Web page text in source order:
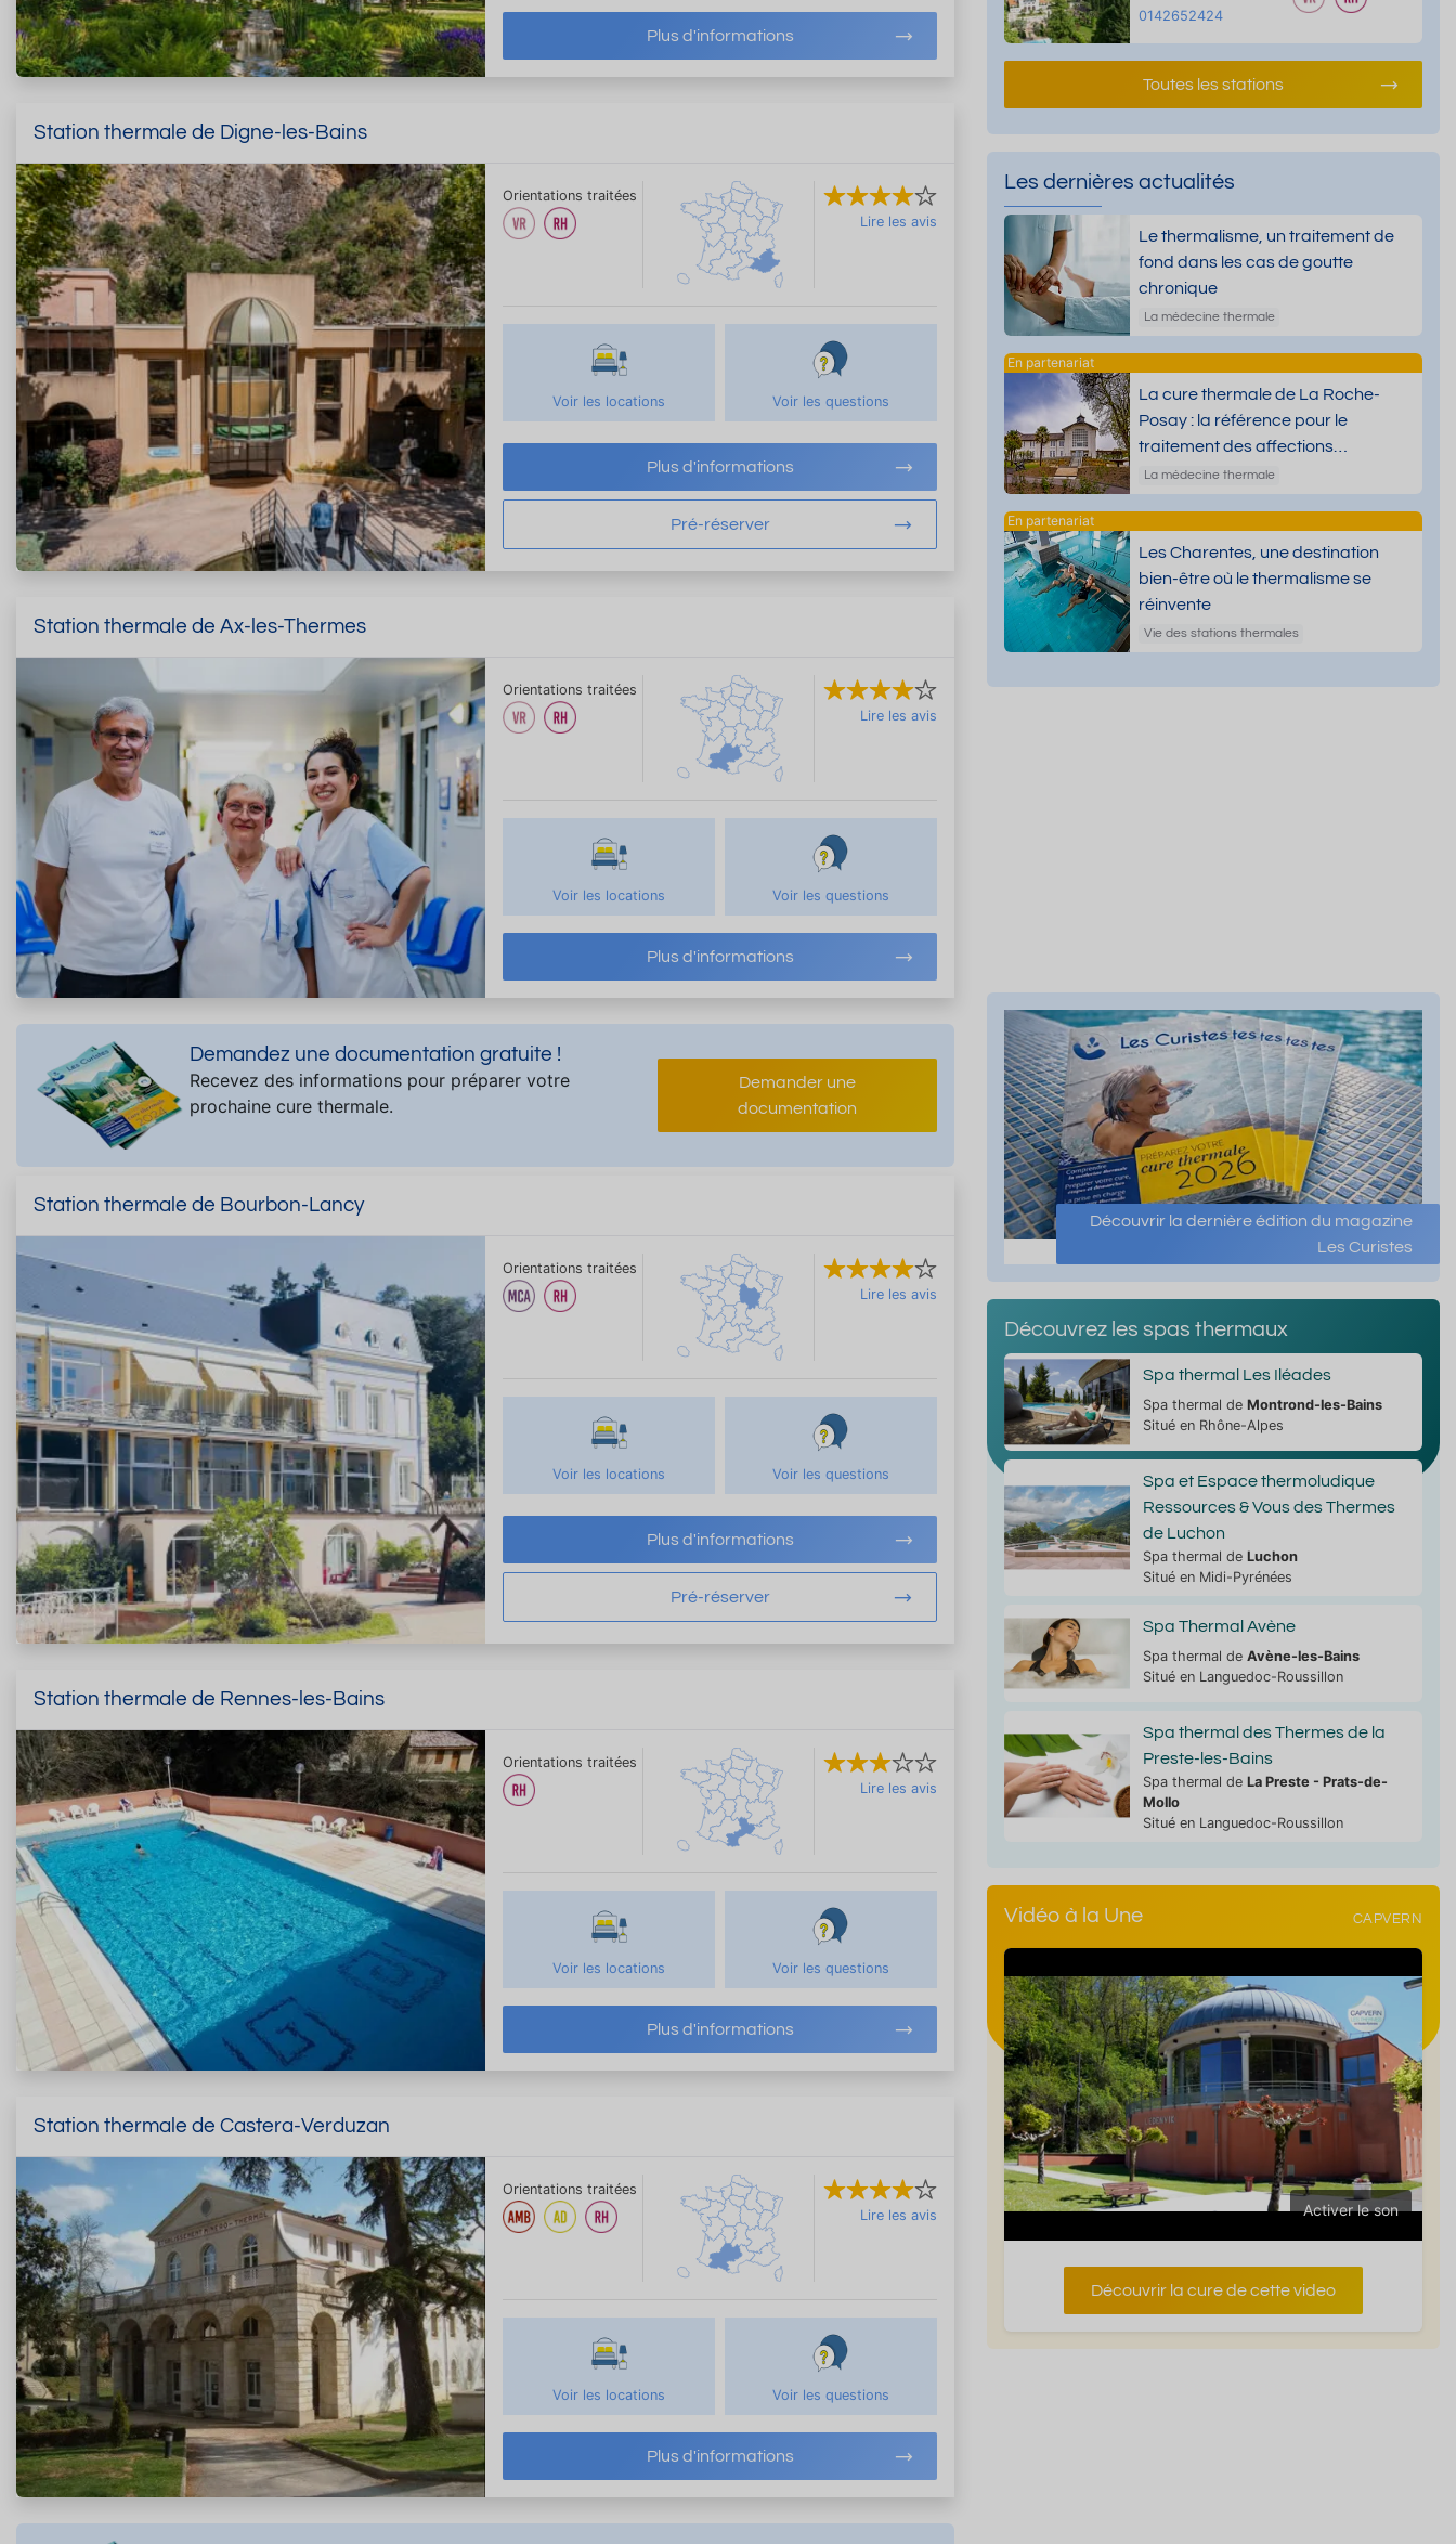
Plus d'informations
Station thermale de Digne-les-Bains
Orientations traitées
Lire les avis
Voir les locations Voir les questions
Plus d'informations
Pré-réserver
Station thermale de Ax-les-Thermes
Orientations traitées
Lire les avis
Voir les locations Voir les questions
Plus d'informations
Demandez une documentation gratuite !
Recevez des informations pour préparer votre
prochaine cure thermale.
Demander une
documentation
Station thermale de Bourbon-Lancy
Orientations traitées
Lire les avis
Voir les locations Voir les questions
Plus d'informations
Pré-réserver
Station thermale de Rennes-les-Bains
Orientations traitées
Lire les avis
Voir les locations Voir les questions
Plus d'informations
Station thermale de Castera-Verduzan
Orientations traitées
Lire les avis
Voir les locations Voir les questions
Plus d'informations
0142652424
Toutes les stations
Les dernières actualités
Le thermalisme, un traitement de
fond dans les cas de goutte
chronique
La médecine thermale
La cure thermale de La Roche-
Posay : la référence pour le
traitement des affections
dermatologiques
La médecine thermale
Les Charentes, une destination
bien-être où le thermalisme se
réinvente
Vie des stations thermales
Découvrir la dernière édition du magazine
Les Curistes
Découvrez les spas thermaux
Spa thermal Les Iléades
Spa thermal de Montrond-les-Bains
Situé en Rhône-Alpes
Spa et Espace thermoludique
Ressources & Vous des Thermes
de Luchon
Spa thermal de Luchon
Situé en Midi-Pyrénées
Spa Thermal Avène
Spa thermal de Avène-les-Bains
Situé en Languedoc-Roussillon
Spa thermal des Thermes de la
Preste-les-Bains
Spa thermal de La Preste - Prats-de-
Mollo
Situé en Languedoc-Roussillon
Vidéo à la Une CAPVERN
Activer le son
Découvrir la cure de cette video